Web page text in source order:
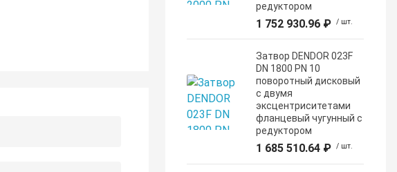
редуктором
1 752 930.96 ₽ / шт.
Затвор DENDOR 023F
DN 1800 PN 10
поворотный дисковый
c двумя
эксцентриситетами
фланцевый чугунный с
редуктором
1 685 510.64 ₽ / шт.